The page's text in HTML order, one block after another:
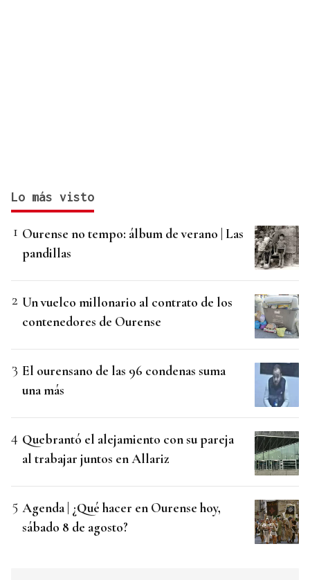
Lo más visto
Ourense no tempo: álbum de verano | Las
pandillas
Un vuelco millonario al contrato de los
contenedores de Ourense
El ourensano de las 96 condenas suma
una más
Quebrantó el alejamiento con su pareja
al trabajar juntos en Allariz
Agenda | ¿Qué hacer en Ourense hoy,
sábado 8 de agosto?